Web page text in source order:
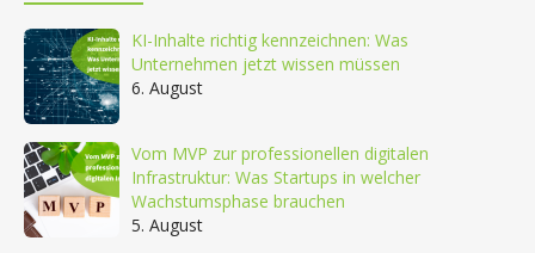
KI-Inhalte richtig kennzeichnen: Was
Unternehmen jetzt wissen müssen
6. August
Vom MVP zur professionellen digitalen
Infrastruktur: Was Startups in welcher
Wachstumsphase brauchen
5. August